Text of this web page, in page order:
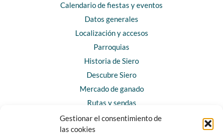
Gestionar el consentimiento de
las cookies
Calendario de fiestas y eventos
Datos generales
Localización y accesos
Parroquias
Historia de Siero
Descubre Siero
Mercado de ganado
Rutas y sendas